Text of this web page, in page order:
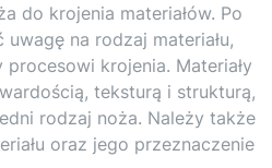
do krojenia materiałów. Po
na rodzaj materiału,
krojenia. Materiały
teksturą i strukturą,
rodzaj noża. Należy także
oraz jego przeznaczenie